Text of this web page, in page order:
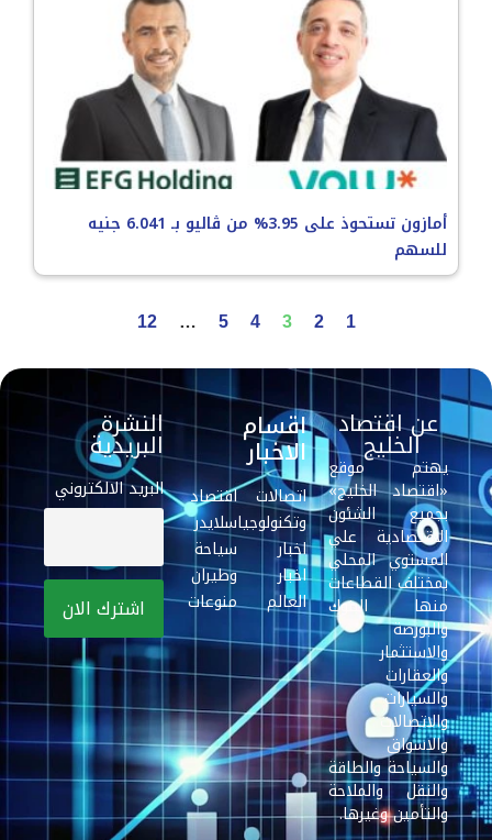
أمازون تستحوذ على 3.95% من ڤاليو بـ 6.041 جنيه
للسهم
1
2
3
4
5
…
12
عن اقتصاد
الخليج
يهتم موقع
«اقتصاد الخليج»
بجميع الشئون
الاقتصادية علي
المستوي المحلي
بمختلف القطاعات
منها البنوك
والبورصة
والاستثمار
والعقارات
والسيارات
والاتصالات
والاسواق
والسياحة والطاقة
والنقل والملاحة
والتأمين وغيرها.
اقسام
الاخبار
اتصالات
وتكنولوجيا
اخبار
اخبار
العالم
اقتصاد
سلايدر
سياحة
وطيران
منوعات
النشرة
البريدية
البريد الالكتروني